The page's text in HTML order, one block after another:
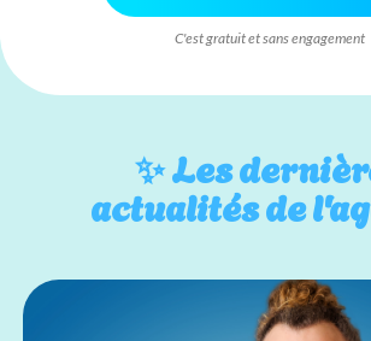
C'est gratuit et sans engagement
✨Les
actualités de